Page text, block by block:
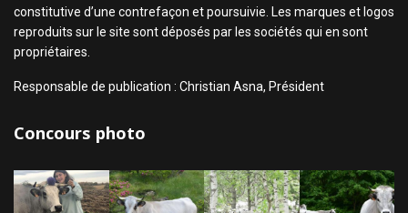
constitutive d’une contrefaçon et poursuivie. Les marques et logos
reproduits sur le site sont déposés par les sociétés qui en sont
propriétaires.
Responsable de publication : Christian Asna, Président
Concours photo